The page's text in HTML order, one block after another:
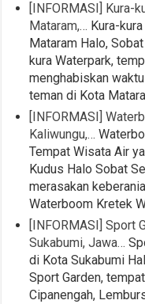
[INFORMASI] Kura-
Mataram,… Kura-
Mataram Halo,
kura Waterpark,
menghabiskan
teman di Kota
[INFORMASI]
Kaliwungu,…
Tempat Wisata Air
Kudus Halo Sobat
merasakan
Waterboom Kretek
[INFORMASI] Sport
Sukabumi, Jawa…
di Kota Sukabumi
Sport Garden,
Cipanengah,